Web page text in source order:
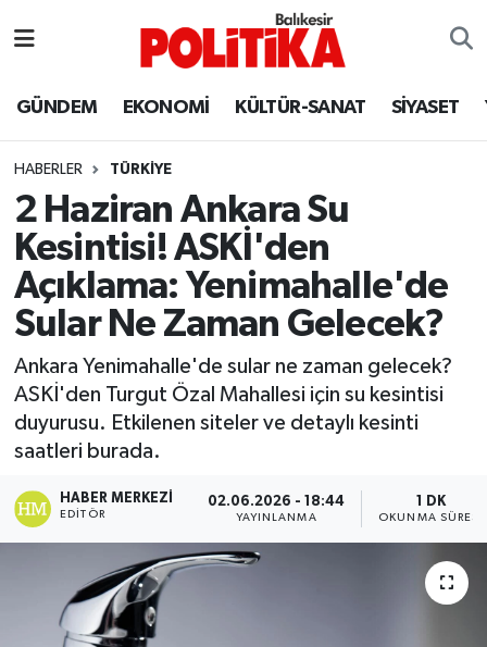
GÜNDEM EKONOMİ KÜLTÜR-SANAT SİYASET
HABERLER TÜRKİYE
2 Haziran Ankara Su
Kesintisi! ASKİ'den
Açıklama: Yenimahalle'de
Sular Ne Zaman Gelecek?
Ankara Yenimahalle'de sular ne zaman gelecek?
ASKİ'den Turgut Özal Mahallesi için su kesintisi
duyurusu. Etkilenen siteler ve detaylı kesinti
saatleri burada.
HABER MERKEZI
EDITÖR
02.06.2026 - 18:44
YAYINLANMA
1 DK
OKUNMA SÜRESI
Ayvalık
Balya
Bandırma
Bigadiç
BİYOGRAFİLER
Burhaniye
Dursunbey
Edremit
Balıkesir Hava Durumu
Balıkesir Namaz Vakitleri
Balıkesir Trafik Yoğunluk Haritası
Süper Lig Puan Durumu ve Fikstür
Tüm Manşetler
Son Dakika Haberleri